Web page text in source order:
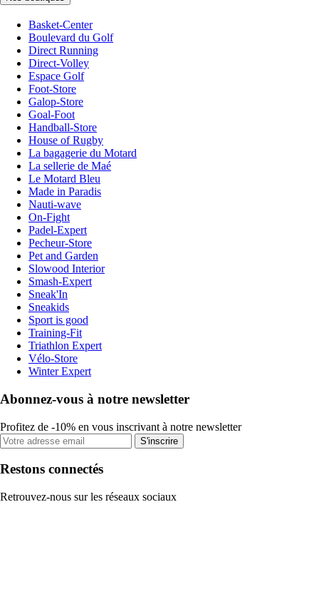
Basket-Center
Boulevard du Golf
Direct Running
Direct-Volley
Espace Golf
Foot-Store
Galop-Store
Goal-Foot
Handball-Store
House of Rugby
La bagagerie du Motard
La sellerie de Maé
Le Motard Bleu
Made in Paradis
Nauti-wave
On-Fight
Padel-Expert
Pecheur-Store
Pet and Garden
Slowood Interior
Smash-Expert
Sneak'In
Sneakids
Sport is good
Training-Fit
Triathlon Expert
Vélo-Store
Winter Expert
Abonnez-vous à notre newsletter
Profitez de -10% en vous inscrivant à notre newsletter
S'inscrire
Restons connectés
Retrouvez-nous sur les réseaux sociaux